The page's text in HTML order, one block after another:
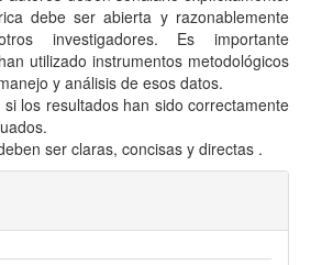
debe ser abierta y razonablemente
investigadores. Es importante
utilizado instrumentos metodológicos
y análisis de esos datos.
los resultados han sido correctamente
ser claras, concisas y directas .